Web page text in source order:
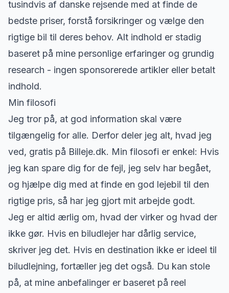
tusindvis af danske rejsende med at finde de
bedste priser, forstå forsikringer og vælge den
rigtige bil til deres behov. Alt indhold er stadig
baseret på mine personlige erfaringer og grundig
research - ingen sponsorerede artikler eller betalt
indhold.
Min filosofi
Jeg tror på, at god information skal være
tilgængelig for alle. Derfor deler jeg alt, hvad jeg
ved, gratis på Billeje.dk. Min filosofi er enkel: Hvis
jeg kan spare dig for de fejl, jeg selv har begået,
og hjælpe dig med at finde en god lejebil til den
rigtige pris, så har jeg gjort mit arbejde godt.
Jeg er altid ærlig om, hvad der virker og hvad der
ikke gør. Hvis en biludlejer har dårlig service,
skriver jeg det. Hvis en destination ikke er ideel til
biludlejning, fortæller jeg det også. Du kan stole
på, at mine anbefalinger er baseret på reel